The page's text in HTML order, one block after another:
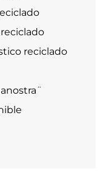
reciclado